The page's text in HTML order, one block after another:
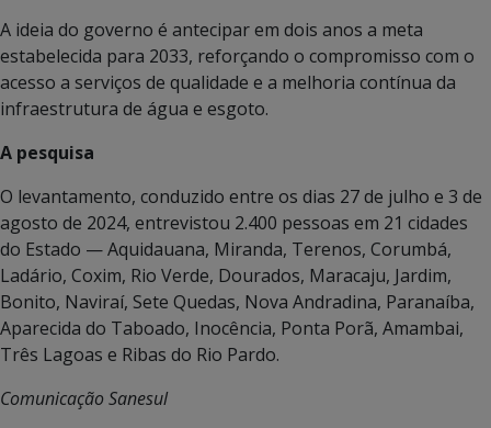
A ideia do governo é antecipar em dois anos a meta
estabelecida para 2033, reforçando o compromisso com o
acesso a serviços de qualidade e a melhoria contínua da
infraestrutura de água e esgoto.
A pesquisa
O levantamento, conduzido entre os dias 27 de julho e 3 de
agosto de 2024, entrevistou 2.400 pessoas em 21 cidades
do Estado — Aquidauana, Miranda, Terenos, Corumbá,
Ladário, Coxim, Rio Verde, Dourados, Maracaju, Jardim,
Bonito, Naviraí, Sete Quedas, Nova Andradina, Paranaíba,
Aparecida do Taboado, Inocência, Ponta Porã, Amambai,
Três Lagoas e Ribas do Rio Pardo.
Comunicação Sanesul